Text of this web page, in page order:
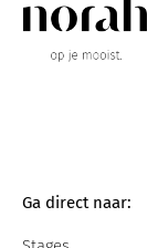
Ga direct naar: